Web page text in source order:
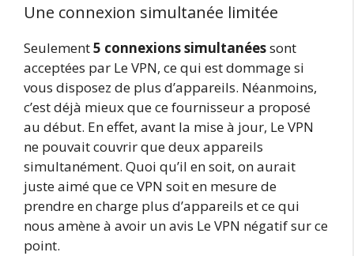
Une connexion simultanée limitée
Seulement5 connexions simultanéessont
acceptées par Le VPN, ce qui est dommage si
vous disposez de plus d’appareils. Néanmoins,
c’est déjà mieux que ce fournisseur a proposé
au début. En effet, avant la mise à jour, Le VPN
ne pouvait couvrir que deux appareils
simultanément. Quoi qu’il en soit, on aurait
juste aimé que ce VPN soit en mesure de
prendre en charge plus d’appareils et ce qui
nous amène à avoir un avis Le VPN négatif sur ce
point.